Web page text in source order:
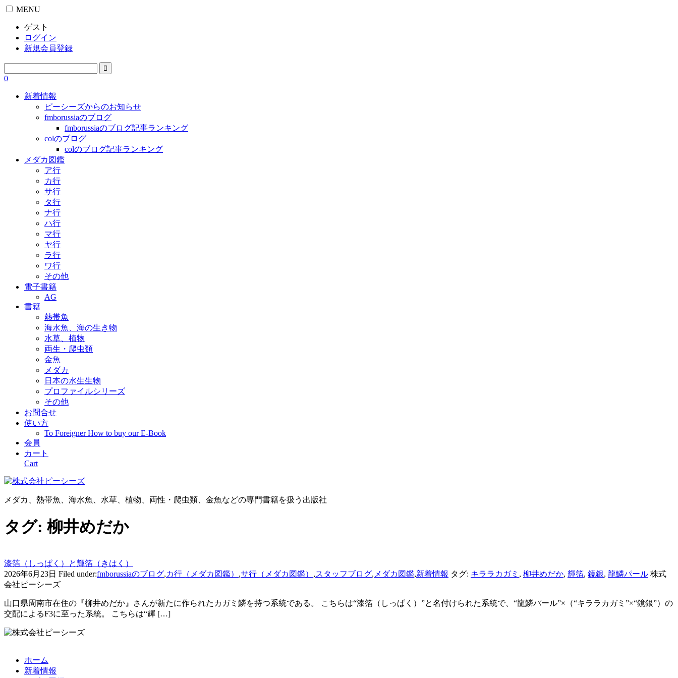
MENU
ゲスト
ログイン
新規会員登録
0
新着情報
ピーシーズからのお知らせ
fmborussiaのブログ
fmborussiaのブログ記事ランキング
colのブログ
colのブログ記事ランキング
メダカ図鑑
ア行
カ行
サ行
タ行
ナ行
ハ行
マ行
ヤ行
ラ行
ワ行
その他
電子書籍
AG
書籍
熱帯魚
海水魚、海の生き物
水草、植物
両生・爬虫類
金魚
メダカ
日本の水生生物
プロファイルシリーズ
その他
お問合せ
使い方
To Foreigner How to buy our E-Book
会員
カート
Cart
メダカ、熱帯魚、海水魚、水草、植物、両性・爬虫類、金魚などの専門書籍を扱う出版社
タグ: 柳井めだか
漆箔（しっぱく）と輝箔（きはく）
2026年6月23日 Filed under:fmborussiaのブログ,カ行（メダカ図鑑） ,サ行（メダカ図鑑） ,スタッフブログ, メダカ図鑑,新着情報 タグ: キララカガミ , 柳井めだか, 輝箔, 鏡銀, 龍鱗パール 株式
会社ピーシーズ
山口県周南市在住の『柳井めだか』さんが新たに作られたカガミ鱗を持つ系統である。 こちらは“漆箔（しっぱく）”と名付けられた系統で、“龍鱗パール”×（“キララカガミ”×“鏡銀”）の
交配によるF3に至った系統。 こちらは“輝 […]
ホーム
新着情報